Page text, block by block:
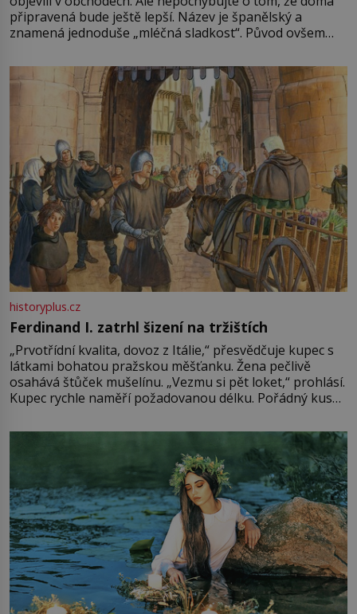
připravená bude ještě lepší. Název je španělský a
znamená jednoduše „mléčná sladkost“. Původ ovšem
pře hned několik latinskoamerických zemí a k tomu
Francie, kde se traduje,
historyplus.cz
Ferdinand I. zatrhl šizení na tržištích
„Prvotřídní kvalita, dovoz z Itálie,“ přesvědčuje kupec s
látkami bohatou pražskou měšťanku. Žena pečlivě
osahává štůček mušelínu. „Vezmu si pět loket,“ prohlásí.
Kupec rychle naměří požadovanou délku. Pořádný kus
milostpaní. Stačí jenom na sukni,“ zhodnotí švadlena
množství růžového mušelínu. „Ošidili vás, podívejte.“